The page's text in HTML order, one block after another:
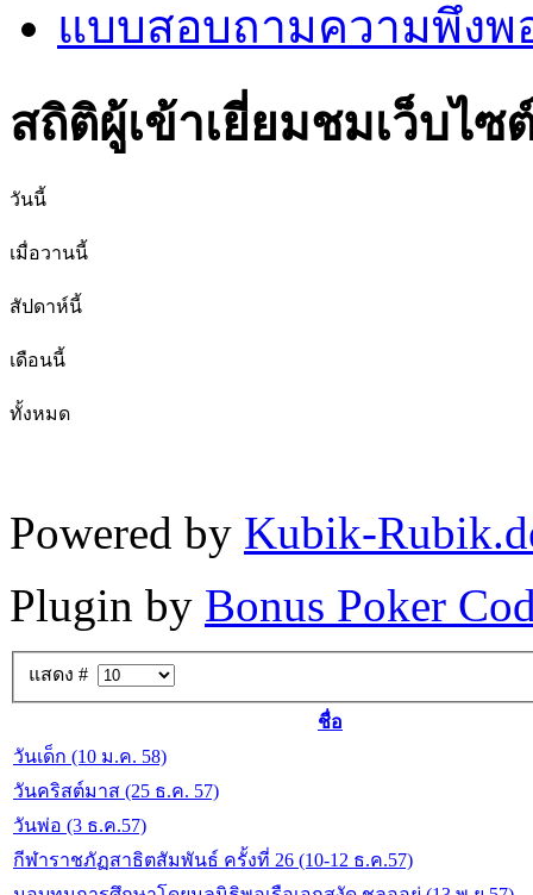
แบบสอบถามความพึงพ
สถิติผู้เข้าเยี่ยมชมเว็บไซ
วันนี้
เมื่อวานนี้
สัปดาห์นี้
เดือนนี้
ทั้งหมด
Powered by Kubik-
Plugin by Bonus Poker
แสดง #
ชื่อ
วันเด็ก (10 ม.ค. 58)
วันคริสต์มาส (25 ธ.ค. 57)
วันพ่อ (3 ธ.ค.57)
กีฬาราชภัฏสาธิตสัมพันธ์ ครั้งที่ 26 (10-12 ธ.ค.57)